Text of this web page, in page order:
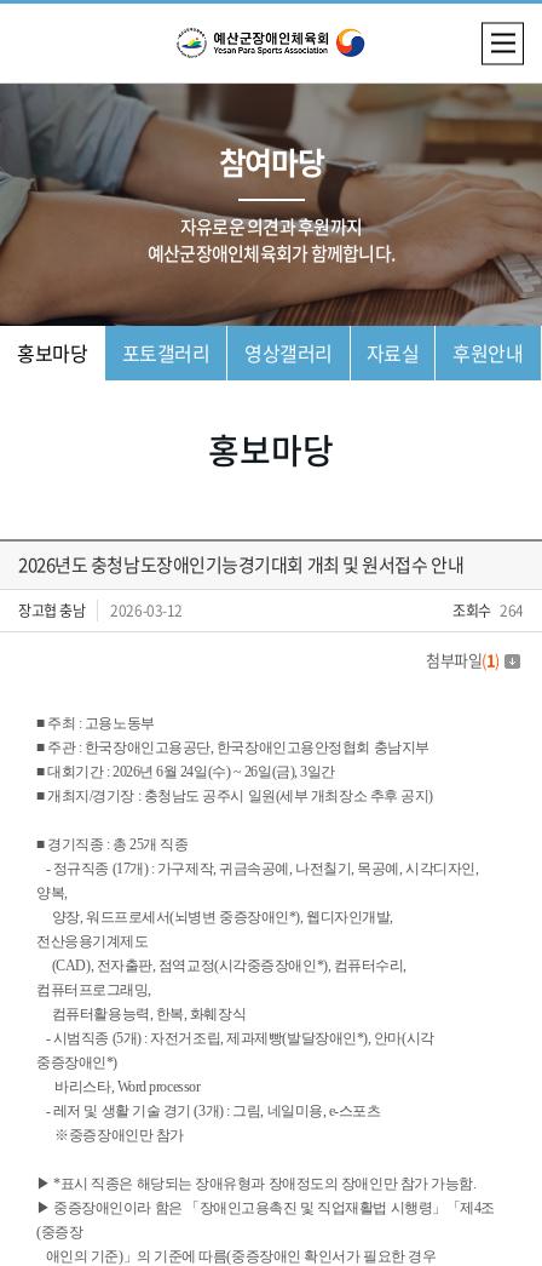
참여마당
자유로운 의견과 후원까지
예산군장애인체육회가 함께합니다.
홍보마당 포토갤러리 영상갤러리 자료실 후원안내
홍보마당
2026년도 충청남도장애인기능경기대회 개최 및 원서접수 안내
장고협 충남 2026-03-12 조회수 264
첨부파일(1)
■ 주최 : 고용노동부
■ 주관 : 한국장애인고용공단, 한국장애인고용안정협회 충남지부
■ 대회기간 : 2026년 6월 24일(수) ~ 26일(금), 3일간
■ 개최지/경기장 : 충청남도 공주시 일원(세부 개최장소 추후 공지)
■ 경기직종 : 총 25개 직종
- 정규직종 (17개) : 가구제작, 귀금속공예, 나전칠기, 목공예, 시각디자인,
양복,
양장, 워드프로세서(뇌병변 중증장애인*), 웹디자인개발,
전산응용기계제도
(CAD), 전자출판, 점역교정(시각중증장애인*), 컴퓨터수리,
컴퓨터프로그래밍,
컴퓨터활용능력, 한복, 화훼장식
- 시범직종 (5개) : 자전거조립, 제과제빵(발달장애인*), 안마(시각
중증장애인*)
바리스타, Word processor
- 레저 및 생활 기술 경기 (3개) : 그림, 네일미용, e-스포츠
※중증장애인만 참가
▶ *표시 직종은 해당되는 장애유형과 장애정도의 장애인만 참가 가능함.
▶ 중증장애인이라 함은 「장애인고용촉진 및 직업재활법 시행령」「제4조
(중증장
애인의 기준)」의 기준에 따름(중증장애인 확인서가 필요한 경우